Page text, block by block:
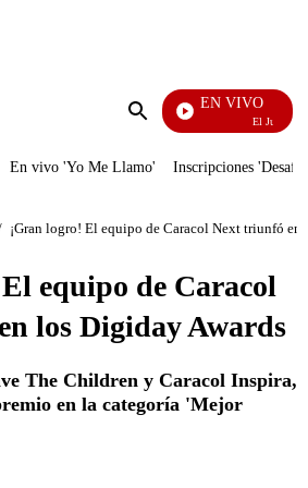
Enviar
EN VIVO
El Juego De
En vivo 'Yo Me Llamo' Inscripciones
¡Gran logro! El equipo de Caracol Next triunfó en
equipo de Caracol
los Digiday Awards
The Children y Caracol Inspira,
en la categoría 'Mejor